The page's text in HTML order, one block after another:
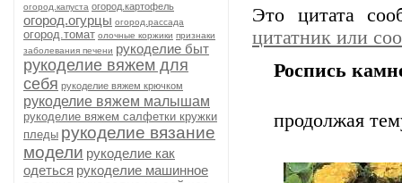
огород.капуста огород.картофель
огород.огурцы огород.рассада
огород.томат олочные коржики признаки
заболевания печени рукоделие быт
рукоделие вяжем для
себя рукоделие вяжем крючком
рукоделие вяжем малышам
рукоделие вяжем салфетки кружки
пледы рукоделие вязание
модели рукоделие как
одеться рукоделие машинное
Это цитата
цитатник или
Роспись
продолжая